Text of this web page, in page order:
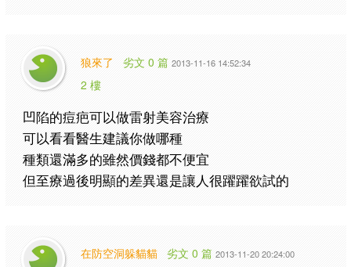
狼來了 劣文 0 篇 2013-11-16 14:52:34
2 樓
凹陷的痘疤可以做雷射美容治療
可以看看醫生建議你做哪種
種類還滿多的雖然價錢都不便宜
但至療過後明顯的差異還是讓人很躍躍欲試的
在防空洞躲貓貓 劣文 0 篇 2013-11-20 20:24:00